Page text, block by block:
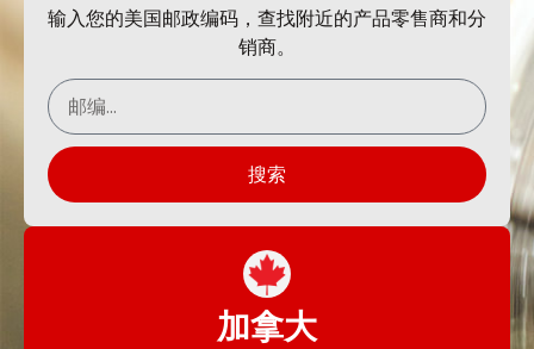
输入您的美国邮政编码，查找附近的产品零售商和分
销商。
搜索
加拿大